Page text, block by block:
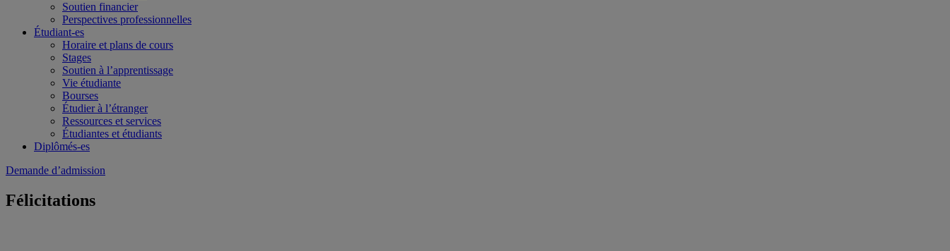
Soutien financier
Perspectives professionnelles
Étudiant-es
Horaire et plans de cours
Stages
Soutien à l’apprentissage
Vie étudiante
Bourses
Étudier à l’étranger
Ressources et services
Étudiantes et étudiants
Diplômés-es
Demande d’admission
Félicitations